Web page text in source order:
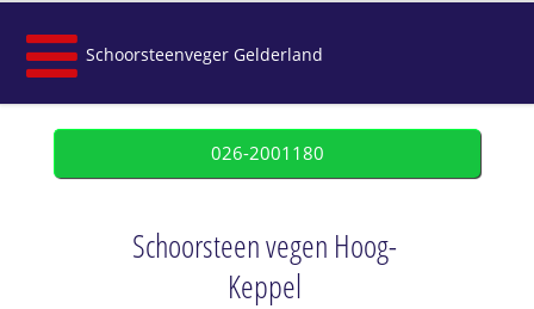
Schoorsteenveger Gelderland
026-2001180
Schoorsteen vegen Hoog-
Keppel